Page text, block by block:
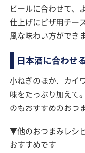
ビールに合わせて、
仕上げにピザ用チー
風な味わい方ができ
日本酒に合わせ
小ねぎのほか、カイ
味をたっぷり加えて
のもおすすめのおつ
▼他のおつまみレシ
おすすめです